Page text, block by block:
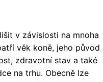
v závislosti na mnoha
věk koně, jeho původ
zdravotní stav a také
na trhu. Obecně lze